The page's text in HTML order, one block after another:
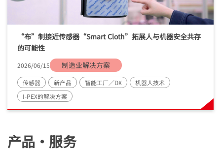
“布”制接近传感器“Smart Cloth”拓展人与机器安全共存
的可能性
2026/06/15 制造业解决方案
传感器 新产品 智能工厂／DX
机器人技术
I-PEX的解决方案
产品・服务